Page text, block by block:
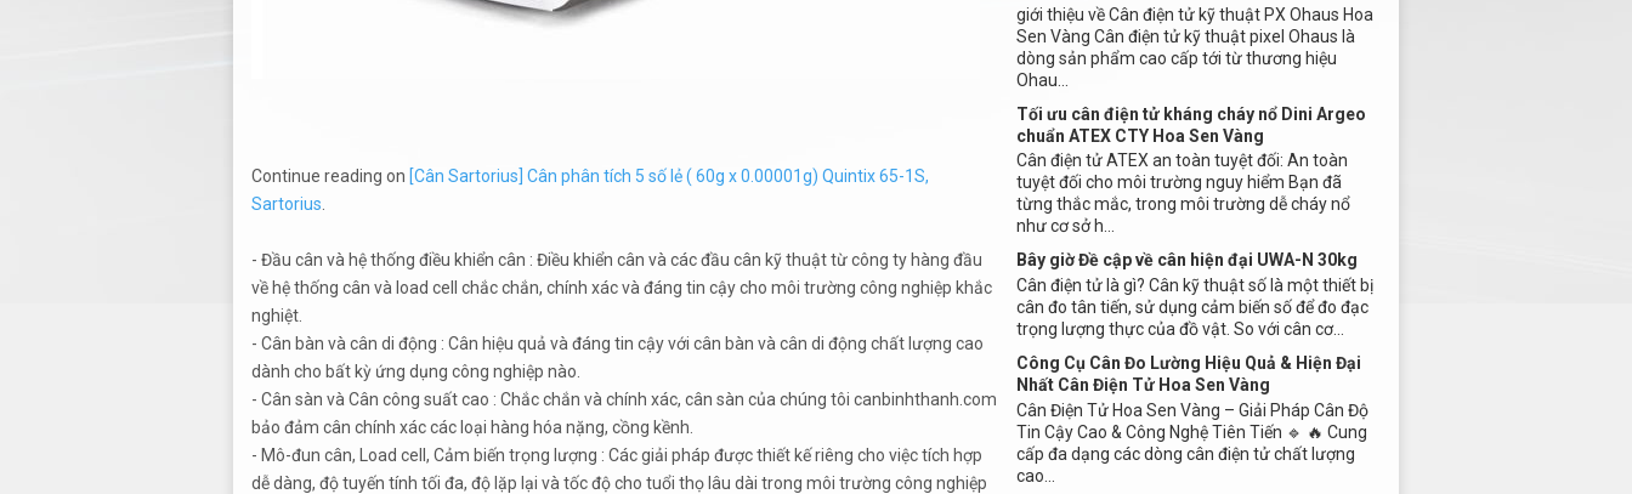
Continue reading on [Cân Sartorius] Cân phân tích 5 số lẻ ( 60g x 0.00001g) Quintix 65-1S,
Sartorius
- Đầu cân và hệ thống điều khiển cân : Điều khiển cân và các đầu cân kỹ thuật từ công ty hàng đầu
về hệ thống cân và load cell chắc chắn, chính xác và đáng tin cậy cho môi trường công nghiệp khắc
nghiệt.
- Cân bàn và cân di động : Cân hiệu quả và đáng tin cậy với cân bàn và cân di động chất lượng cao
dành cho bất kỳ ứng dụng công nghiệp nào.
- Cân sàn và Cân công suất cao : Chắc chắn và chính xác, cân sàn của chúng tôi canbinhthanh.com
bảo đảm cân chính xác các loại hàng hóa nặng, cồng kềnh.
- Mô-đun cân, Load cell, Cảm biến trọng lượng : Các giải pháp được thiết kế riêng cho việc tích hợp
dễ dàng, độ tuyến tính tối đa, độ lặp lại và tốc độ cho tuổi thọ lâu dài trong môi trường công nghiệp
giới thiệu về Cân điện tử kỹ thuật PX Ohaus Hoa
Sen Vàng Cân điện tử kỹ thuật pixel Ohaus là
dòng sản phẩm cao cấp tới từ thương hiệu
Ohau...
Tối ưu cân điện tử kháng cháy nổ Dini Argeo
chuẩn ATEX CTY Hoa Sen Vàng
Cân điện tử ATEX an toàn tuyệt đối: An toàn
tuyệt đối cho môi trường nguy hiểm Bạn đã
từng thắc mắc, trong môi trường dễ cháy nổ
như cơ sở h...
Bây giờ Đề cập về cân hiện đại UWA-N 30kg
Cân điện tử là gì? Cân kỹ thuật số là một thiết bị
cân đo tân tiến, sử dụng cảm biến số để đo đạc
trọng lượng thực của đồ vật. So với cân cơ...
Công Cụ Cân Đo Lường Hiệu Quả & Hiện Đại
Nhất Cân Điện Tử Hoa Sen Vàng
Cân Điện Tử Hoa Sen Vàng – Giải Pháp Cân Độ
Tin Cậy Cao & Công Nghệ Tiên Tiến 🔹 🔥 Cung
cấp đa dạng các dòng cân điện tử chất lượng
cao...